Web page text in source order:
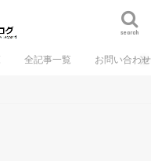
search
全記事一覧 お問い合わせ